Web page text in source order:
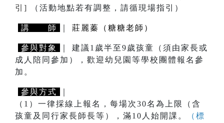
引]
（活動地點若有調整，請循現場指引）
講 師 莊麗蓁（糖糖老師）
參與對象
｜ 建議1歲半至9歲孩童（須由家長或
成人陪同參加），歡迎幼兒園等學校團體報名參
加。
參與方式
（1）一律採線上報名，每場次30名為上限（含
孩童及同行家長師長等），滿10人始開課。
（標